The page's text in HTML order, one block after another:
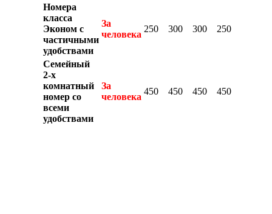
Номера
класса
Эконом с
частичными
удобствами
За
человека
250 300 300 250
Семейный
2-х
комнатный
номер со
всеми
удобствами
За
человека
450 450 450 450